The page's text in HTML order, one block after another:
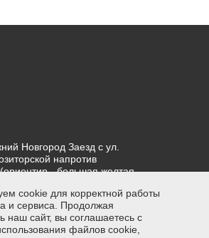
Новгород Заезд с ул.
напротив
- большая желтая
об обработке
данных
cookie для корректной работы
и сервиса. Продолжая
наш сайт, вы соглашаетесь с
файлов cookie,